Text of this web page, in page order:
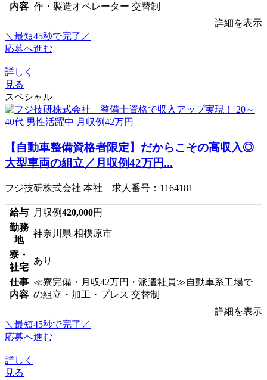
内容 作・製造オペレーター 交替制
詳細を表示
＼最短45秒で完了／
応募へ進む
詳しく
見る
スペシャル
【自動車整備資格者限定】だからこその高収入◎
大型車両の組立／月収例42万円...
フジ技研株式会社 本社 求人番号：1164181
給与 月収例420,000円
勤務
地
神奈川県 相模原市
寮・
社宅
あり
仕事
内容
≪寮完備・月収42万円・派遣社員≫自動車系工場で
の組立・加工・プレス 交替制
詳細を表示
＼最短45秒で完了／
応募へ進む
詳しく
見る